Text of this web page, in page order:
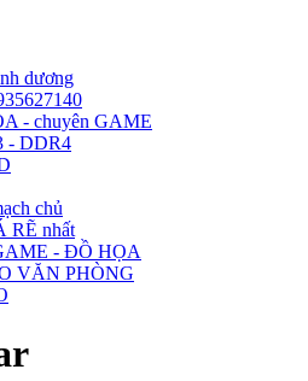
dương
- chuyên GAME
- DDR4
chủ
RẼ nhất
- ĐỒ HỌA
VĂN PHÒNG